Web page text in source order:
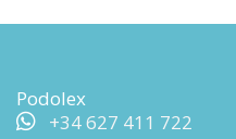
Podolex
+34 627 411 722